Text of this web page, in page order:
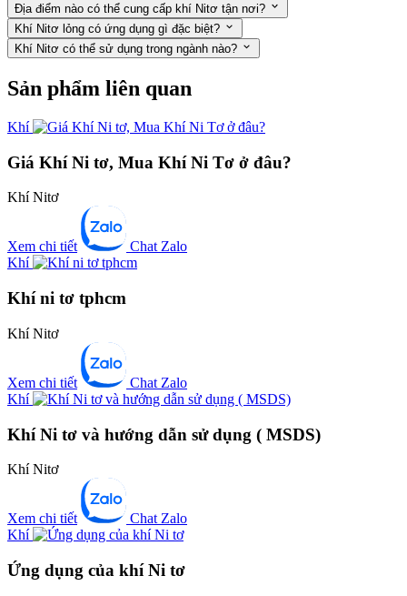
Địa điểm nào có thể cung cấp khí Nitơ tận nơi?
Khí Nitơ lỏng có ứng dụng gì đặc biệt?
Khí Nitơ có thể sử dụng trong ngành nào?
Sản phẩm liên quan
Khí
Giá Khí Ni tơ, Mua Khí Ni Tơ ở đâu?
Khí Nitơ
Xem chi tiết
Chat Zalo
Khí
Khí ni tơ tphcm
Khí Nitơ
Xem chi tiết
Chat Zalo
Khí
Khí Ni tơ và hướng dẫn sử dụng ( MSDS)
Khí Nitơ
Xem chi tiết
Chat Zalo
Khí
Ứng dụng của khí Ni tơ